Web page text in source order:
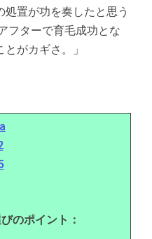
置が功を奏したと思う
フターで育毛成功とな
がカギさ。」
のポイント：